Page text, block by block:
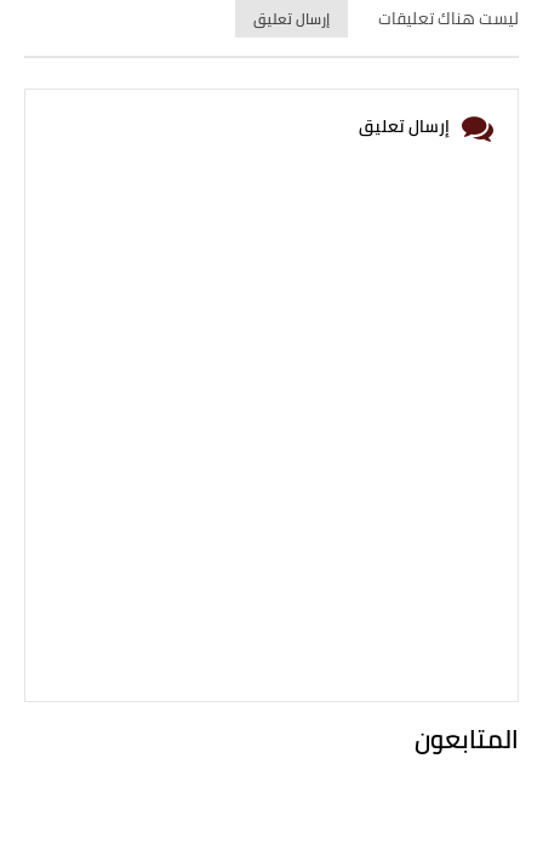
ليست هناك تعليقات إرسال تعليق
إرسال تعليق
المتابعون